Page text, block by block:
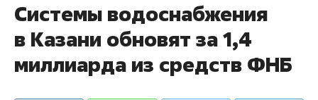
Системы водоснабжения
в Казани обновят за 1,4
миллиарда из средств ФНБ